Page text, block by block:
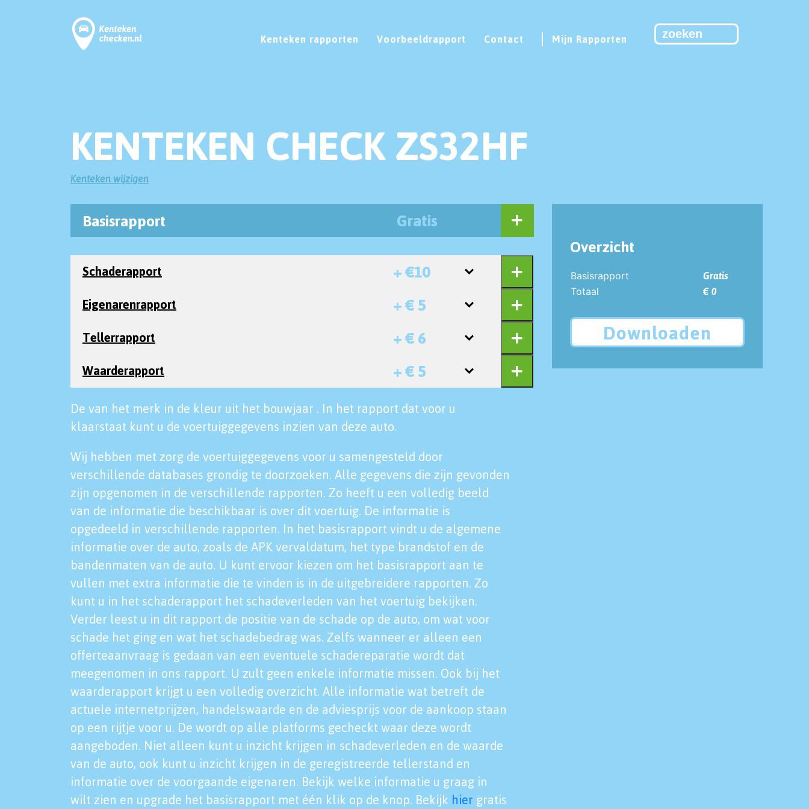
Kenteken rapporten Voorbeeldrapport Contact Mijn Rapporten
KENTEKEN CHECK ZS32HF
Kenteken wijzigen
Basisrapport Gratis
Schaderapport + €10
Eigenarenrapport + € 5
Tellerrapport + € 6
Waarderapport + € 5
De van het merk in de kleur uit het bouwjaar . In het rapport dat voor u
klaarstaat kunt u de voertuiggegevens inzien van deze auto.
Wij hebben met zorg de voertuiggegevens voor u samengesteld door
verschillende databases grondig te doorzoeken. Alle gegevens die zijn gevonden
zijn opgenomen in de verschillende rapporten. Zo heeft u een volledig beeld
van de informatie die beschikbaar is over dit voertuig. De informatie is
opgedeeld in verschillende rapporten. In het basisrapport vindt u de algemene
informatie over de auto, zoals de APK vervaldatum, het type brandstof en de
bandenmaten van de auto. U kunt ervoor kiezen om het basisrapport aan te
vullen met extra informatie die te vinden is in de uitgebreidere rapporten. Zo
kunt u in het schaderapport het schadeverleden van het voertuig bekijken.
Verder leest u in dit rapport de positie van de schade op de auto, om wat voor
schade het ging en wat het schadebedrag was. Zelfs wanneer er alleen een
offerteaanvraag is gedaan van een eventuele schadereparatie wordt dat
meegenomen in ons rapport. U zult geen enkele informatie missen. Ook bij het
waarderapport krijgt u een volledig overzicht. Alle informatie wat betreft de
actuele internetprijzen, handelswaarde en de adviesprijs voor de aankoop staan
op een rijtje voor u. De wordt op alle platforms gecheckt waar deze wordt
aangeboden. Niet alleen kunt u inzicht krijgen in schadeverleden en de waarde
van de auto, ook kunt u inzicht krijgen in de geregistreerde tellerstand en
informatie over de voorgaande eigenaren. Bekijk welke informatie u graag in
wilt zien en upgrade het basisrapport met één klik op de knop. Bekijk hier gratis
Overzicht
Basisrapport
Gratis
Totaal
€ 0
Downloaden